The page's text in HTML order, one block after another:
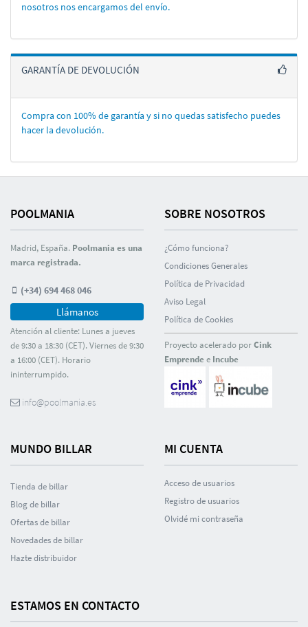
nosotros nos encargamos del enví­o.
GARANTÍA DE DEVOLUCIÓN
Compra con 100% de garantí­a y si no quedas satisfecho puedes
hacer la devolución.
POOLMANIA
Madrid, España. Poolmania es una
marca registrada.
(+34) 694 468 046
Llámanos
Atención al cliente: Lunes a jueves
de 9:30 a 18:30 (CET). Viernes de 9:30
a 16:00 (CET). Horario
ininterrumpido.
info@poolmania.es
SOBRE NOSOTROS
¿Cómo funciona?
Condiciones Generales
Polí­tica de Privacidad
Aviso Legal
Polí­tica de Cookies
Proyecto acelerado porCink
Emprendee Incube
MUNDO BILLAR
Tienda de billar
Blog de billar
Ofertas de billar
Novedades de billar
Hazte distribuidor
MI CUENTA
Acceso de usuarios
Registro de usuarios
Olvidé mi contraseña
ESTAMOS EN CONTACTO